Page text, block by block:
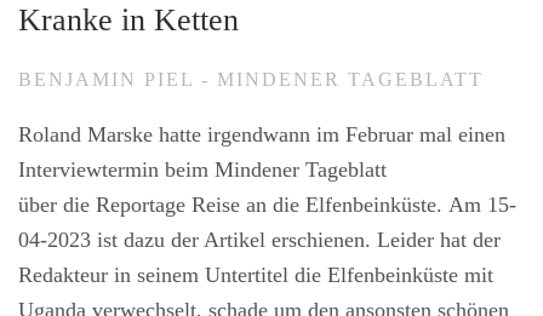
Kranke in Ketten
BENJAMIN PIEL - MINDENER TAGEBLATT
Roland Marske hatte irgendwann im Februar mal einen
Interviewtermin beim Mindener Tageblatt
über die Reportage Reise an die Elfenbeinküste. Am 15-
04-2023 ist dazu der Artikel erschienen. Leider hat der
Redakteur in seinem Untertitel die Elfenbeinküste mit
Uganda verwechselt, schade um den ansonsten schönen